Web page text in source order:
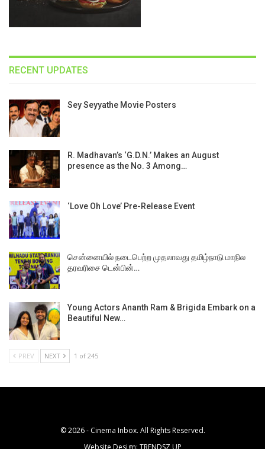
RECENT UPDATES
Sey Seyyathe Movie Posters
R. Madhavan’s ‘G.D.N.’ Makes an August
presence as the No. 3 Among…
‘Love Oh Love’ Pre-Release Event
சென்னையில் நடைபெற்ற முதலாவது தமிழ்நாடு மாநில
தரவரிசை டென்பின்…
Young Actors Ananth Ram & Brigida Embark on a
Beautiful New…
PREV NEXT 1 of 245
© 2026 - Cinema Inbox. All Rights Reserved.
Website Design: TRENDSZ UP